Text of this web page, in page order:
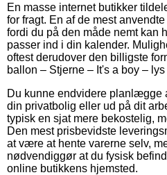
En masse internet butikker
for fragt. En af de mest
fordi du på den måde nemt kan
passer ind i din kalender.
oftest derudover den billigste
ballon – Stjerne – It's a boy –
Du kunne endvidere planlægge
din privatbolig eller ud på dit
typisk en sjat mere bekostelig,
Den mest prisbevidste
at være at hente varerne selv,
nødvendiggør at du fysisk
online butikkens hjemsted.